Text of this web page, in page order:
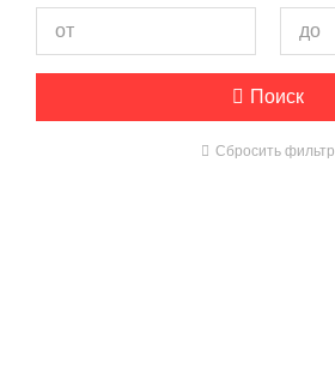
Поиск
Сбросить фильтр